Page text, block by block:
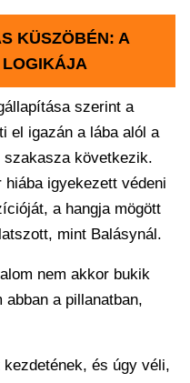
KÜSZÖBÉN: A
szerint a
el igazán a lába alól a
következik.
igyekezett védeni
a hangja mögött
mint Balásynál.
nem akkor bukik
a pillanatban,
és úgy véli,